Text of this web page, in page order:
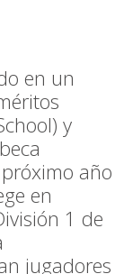
en un
y
año
en
1 de
jugadores